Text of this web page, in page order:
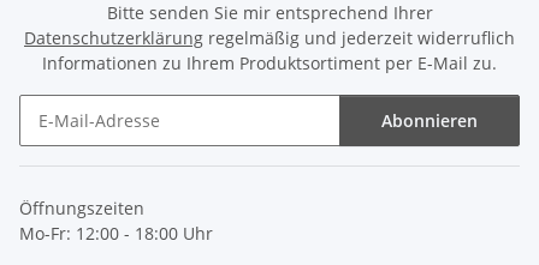
Bitte senden Sie mir entsprechend Ihrer
Datenschutzerklärung regelmäßig und jederzeit widerruflich
Informationen zu Ihrem Produktsortiment per E-Mail zu.
Abonnieren
Öffnungszeiten
Mo-Fr: 12:00 - 18:00 Uhr